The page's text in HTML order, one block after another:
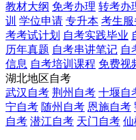
教材大纲 免考办理 转考办
训 学位申请 专升本 考生服
考考试计划 自考实践毕业
历年真题 自考串讲笔记 自
信息 自考培训课程 免费视
湖北地区自考
武汉自考 荆州自考 十堰自
宁自考 随州自考 恩施自考
自考 潜江自考 天门自考 仙